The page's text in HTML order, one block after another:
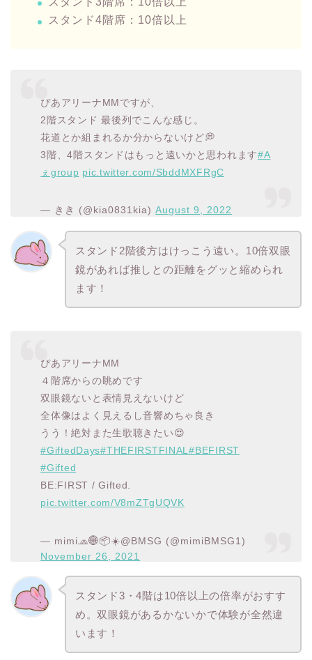
スタンド4階席：10倍以上
ぴあアリーナMMですが、
2階スタンド 最後列でこんな感じ。
花道とか組まれるか分からないけど💭
3階、4階スタンドはもっと遠いかと思われます#A
ぇgroup pic.twitter.com/SbddMXFRgC
— きき (@kia0831kia)August 9, 2022
スタンド2階後方はけっこう遠い。10倍双眼
鏡があれば推しとの距離をグッと縮められ
ます！
ぴあアリーナMM
４階席からの眺めです
双眼鏡ないと表情見えないけど
全体像はよく見えるし音響めちゃ良き
うう！絶対また生歌聴きたい😍
#GiftedDays#THEFIRSTFINAL#BEFIRST
#Gifted
BE:FIRST / Gifted.
pic.twitter.com/V8mZTgUQVK
— mimi🧢🌐📦☀️@BMSG (@mimiBMSG1)
November 26, 2021
スタンド3・4階は10倍以上の倍率がおすす
め。双眼鏡があるかないかで体験が全然違
います！